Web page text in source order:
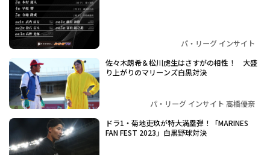
パ・リーグ インサイト
佐々木朗希＆松川虎生はさすがの相性！ 大盛
り上がりのマリーンズ白黒対決
パ・リーグ インサイト 高橋優奈
ドラ1・菊地吏玖が特大満塁弾！「MARINES
FAN FEST 2023」白黒野球対決